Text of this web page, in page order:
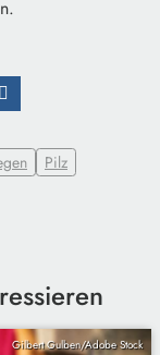
Pilz
Gilbert Gulben/Adobe Stock